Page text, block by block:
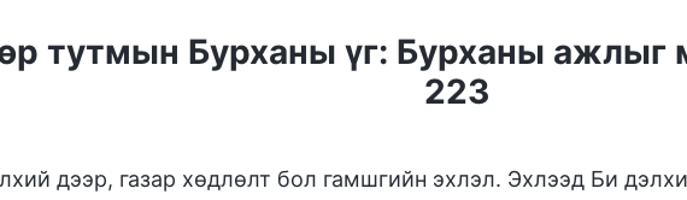
чанар, Түүнд юу байгаа, Тэр юу болох Библийн тухай
тутмын Бурханы үг: Бурханы ажлыг
223
дээр, газар хөдлөлт бол гамшгийн эхлэл. Эхлээд Би